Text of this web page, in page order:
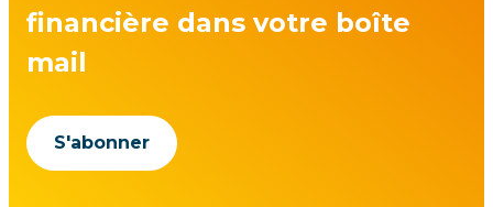
financière dans votre boîte
mail
S'abonner